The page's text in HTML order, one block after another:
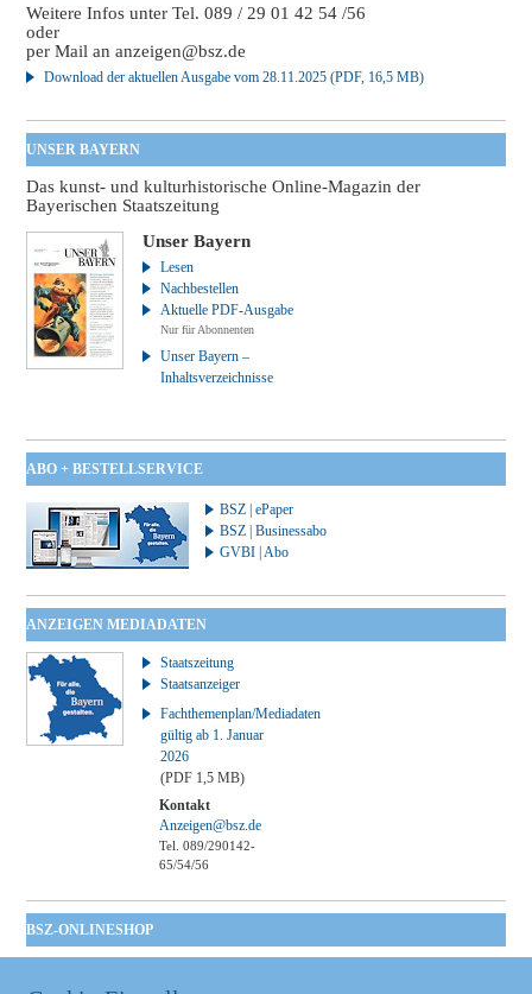
Weitere Infos unter Tel. 089 / 29 01 42 54 /56
oder
per Mail ananzeigen@bsz.de
Download der aktuellen Ausgabe vom 28.11.2025 (PDF, 16,5 MB)
UNSER BAYERN
Das kunst- und kulturhistorische Online-Magazin der
Bayerischen Staatszeitung
Unser Bayern
Lesen
Nachbestellen
Aktuelle PDF-Ausgabe
Nur für Abonnenten
Unser Bayern –
Inhaltsverzeichnisse
ABO + BESTELLSERVICE
BSZ | ePaper
BSZ | Businessabo
GVBI | Abo
ANZEIGEN MEDIADATEN
Staatszeitung
Staatsanzeiger
Fachthemenplan/Mediadaten
gültig ab 1. Januar
2026
(PDF 1,5 MB)
Kontakt
Anzeigen@bsz.de
Tel. 089/290142-
65/54/56
BSZ-ONLINESHOP
Taschenbuch